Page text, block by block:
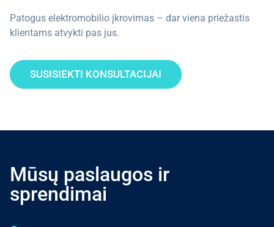
Patogus elektromobilio įkrovimas – dar viena priežastis
klientams atvykti pas jus.
SUSISIEKTI KONSULTACIJAI
Mūsų paslaugos ir
sprendimai